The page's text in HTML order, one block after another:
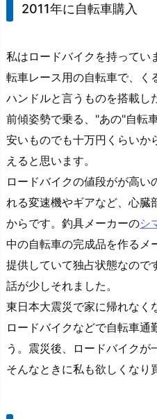
2011年に自転車購入
私はロードバイクを持ってい
転車レース用の自転車で、く
ハンドルと言うものを搭載し
前傾姿勢で乗る、"あの"自転
安いものでも十万円くらいか
えると思います。
ロードバイクの値段がが高
れる変速機やギアなど、心臓
からです。釣具メーカーのシ
中の自転車の完成品を作るメ
提供していて独占状態なので
話が少しそれました。
東日本大震災で家に帰れなく
ロードバイクなどで自転車通
う。震災後、ロードバイクが
そんなときに私も欲しくなり